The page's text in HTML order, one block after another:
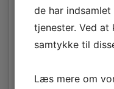
Relaterede varer
Porridge with
de har
tjenester. Ved at
samtykke til
Læs mere om